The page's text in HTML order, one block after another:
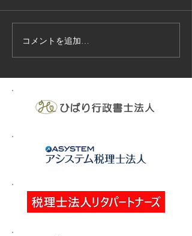
技能実習生１２名入国-フ
ィリピン、ベトナム
コメントを追加…